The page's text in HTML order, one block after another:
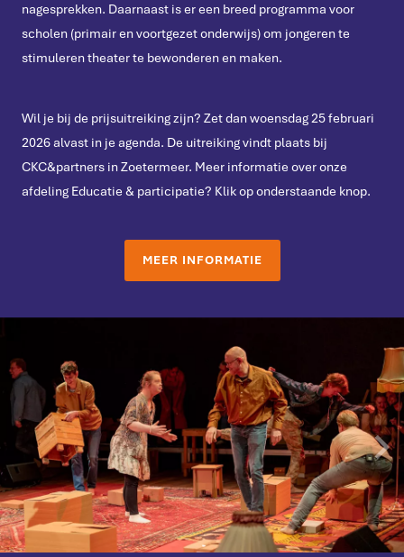
nagesprekken. Daarnaast is er een breed programma voor
scholen (primair en voortgezet onderwijs) om jongeren te
stimuleren theater te bewonderen en maken.
Wil je bij de prijsuitreiking zijn? Zet dan woensdag 25 februari
2026 alvast in je agenda. De uitreiking vindt plaats bij
CKC&partners in Zoetermeer. Meer informatie over onze
afdeling Educatie & participatie? Klik op onderstaande knop.
MEER INFORMATIE